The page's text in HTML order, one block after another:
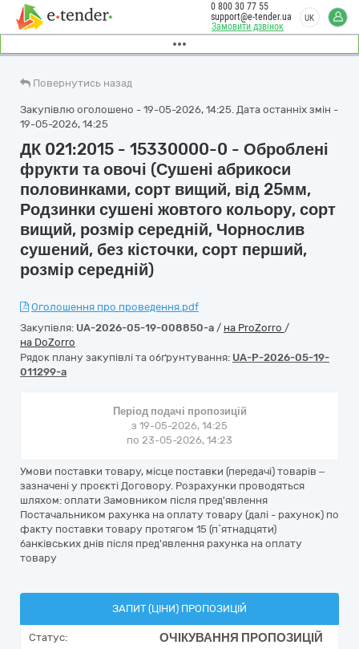
Замовити дзвінок
0 800 30 77 55
support@e-tender.ua
UK
Повернутись назад
Закупівлю оголошено - 19-05-2026, 14:25. Дата останніх змін -
19-05-2026, 14:25
ДК 021:2015 - 15330000-0 - Оброблені
фрукти та овочі (Сушені абрикоси
половинками, сорт вищий, від 25мм,
Родзинки сушені жовтого кольору, сорт
вищий, розмір середній, Чорнослив
сушений, без кісточки, сорт перший,
розмір середній)
Оголошення про проведення.pdf
Закупівля: UA-2026-05-19-008850-a / на ProZorro /
на DoZorro
Рядок плану закупівлі та обґрунтування: UA-P-2026-05-19-
011299-a
Період подачі пропозицій
з 19-05-2026, 14:25
по 23-05-2026, 14:23
Умови поставки товару, місце поставки (передачі) товарів –
зазначені у проєкті Договору. Розрахунки проводяться
шляхом: оплати Замовником після пред'явлення
Постачальником рахунка на оплату товару (далі - рахунок) по
факту поставки товару протягом 15 (п`ятнадцяти)
банківських днів після пред'явлення рахунка на оплату
товару
ЗАПИТ (ЦІНИ) ПРОПОЗИЦІЙ
Статус: ОЧІКУВАННЯ ПРОПОЗИЦІЙ